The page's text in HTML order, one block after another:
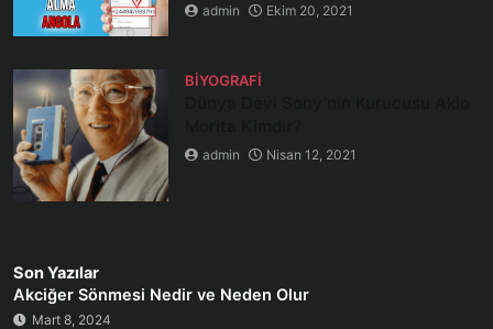
admin Ekim 20, 2021
BIYOGRAFI
admin Nisan 12, 2021
Son Yazılar
Akciğer Sönmesi Nedir ve Neden Olur
Mart 8, 2024